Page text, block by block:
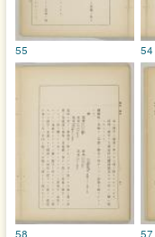
54
55
57
58